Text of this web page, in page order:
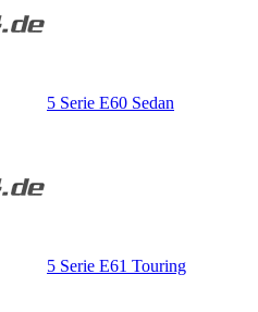
5 Serie E60 Sedan
5 Serie E61 Touring